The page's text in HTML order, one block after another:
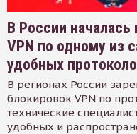
В России началась
VPN по одному из
удобных
В регионах России
блокировок VPN по
технические
удобных и